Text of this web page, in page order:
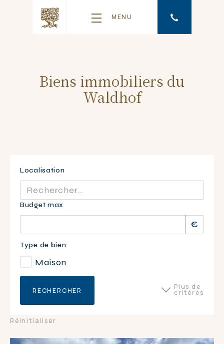
MENU
Biens immobiliers du
Waldhof
Localisation
Plus de
critères
RECHERCHER
Budget max
Type de bien
Maison
Surface du bien
Réinitialiser